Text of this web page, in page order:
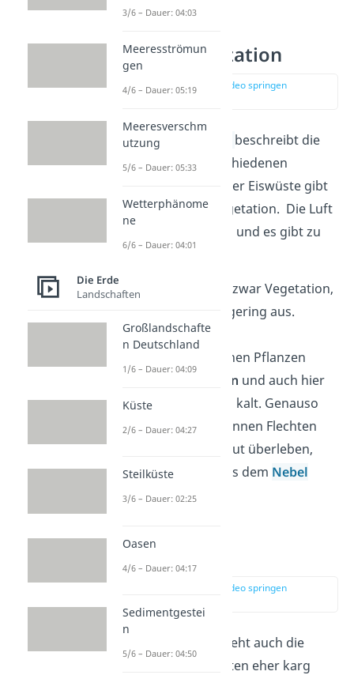
Eiswüste Vegetation
zur Stelle im Video springen
(03:26)
Der Begriff
beschreibt die
Pflanzenweltauf verschiedenen
Gebieten der Erde. In der Eiswüste gibt
es so gut wie keine Vegetation. Die Luft
ist zu trocken und eisig und es gibt zu
wenige Niederschläge.
InKältewüsten
gibt es zwar Vegetation,
doch sie fällt nur sehr gering aus.
Wegen der gefrorenen
Permafrostböden können Pflanzen
keine Wurzeln
schlagen und auch hier
ist die Luft trocken und kalt. Genauso
wie im Hochgebirge können Flechten
und Moose trotzdem gut überleben,
weil sie Feuchtigkeit aus dem Nebel
aufnehmen.
zur Stelle im Video springen
Wie die Pflanzenwelt sieht auch die
in den Eiswüsten eher karg
3/6 – Dauer: 04:03
Meeresströmun
gen
4/6 – Dauer: 05:19
Meeresverschm
utzung
5/6 – Dauer: 05:33
Wetterphänome
ne
6/6 – Dauer: 04:01
Die Erde
Landschaften
Großlandschafte
n Deutschland
1/6 – Dauer: 04:09
Küste
2/6 – Dauer: 04:27
Steilküste
3/6 – Dauer: 02:25
Oasen
4/6 – Dauer: 04:17
Sedimentgestei
n
5/6 – Dauer: 04:50